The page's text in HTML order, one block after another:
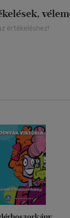
értékeléshez!